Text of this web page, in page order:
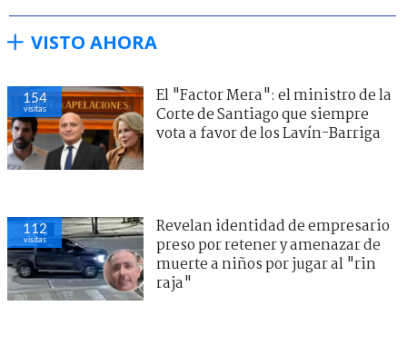
VISTO AHORA
154
visitas
El "Factor Mera": el ministro de la
Corte de Santiago que siempre
vota a favor de los Lavín-Barriga
112
visitas
Revelan identidad de empresario
preso por retener y amenazar de
muerte a niños por jugar al "rin
raja"